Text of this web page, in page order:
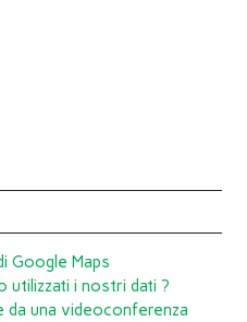
Google Maps
utilizzati i nostri dati ?
da una videoconferenza